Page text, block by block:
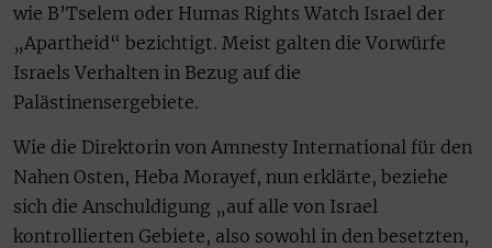
wie B’Tselem oder Humas Rights Watch Israel der
„Apartheid“ bezichtigt. Meist galten die Vorwürfe
Israels Verhalten in Bezug auf die
Palästinensergebiete.
Wie die Direktorin von Amnesty International für den
Nahen Osten, Heba Morayef, nun erklärte, beziehe
sich die Anschuldigung „auf alle von Israel
kontrollierten Gebiete, also sowohl in den besetzten,